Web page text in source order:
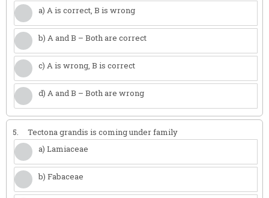
a) A is correct, B is wrong
b) A and B – Both are correct
c) A is wrong, B is correct
d) A and B – Both are wrong
5.
Tectona grandis is coming under family
a) Lamiaceae
b) Fabaceae